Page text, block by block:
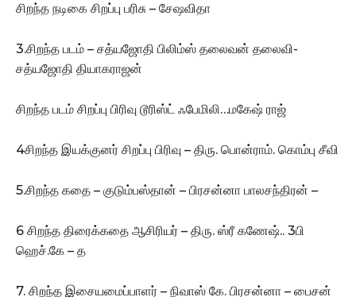
சிறந்த நடிகை சிறப்பு பரிசு – சேஷவிதா
3.சிறந்த படம் – சத்யஜோதி பிலிம்ஸ் தலைவன் தலைவி-
சத்யஜோதி தியாகராஜன்
சிறந்த படம் சிறப்பு பிரிவு டூரிஸ்ட் ஃபேமிலி…மகேஷ் ராஜ்
4சிறந்த இயக்குனர் சிறப்பு பிரிவு – திரு. பொன்ராம். கொம்பு சீவி
5.சிறந்த கதை – குடும்பஸ்தான் – பிரசன்னா பாலசந்திரன் –
6 சிறந்த திரைக்கதை ஆசிரியர் – திரு. ஸ்ரீ கணேஷ்.. 3பி
ஹெச்.கே – த
7. சிறந்த இசையமைப்பாளர் – நிவாஸ் கே. பிரசன்னா – பைசன்